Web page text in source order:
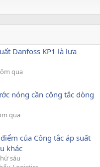
Danfoss KP1 là lựa
qua
nóng cần công tắc dòng
qua
của Công tắc áp suất
khác
sáu